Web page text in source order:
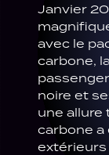
Janvier
avec le
carbone,
noire et
une allure
carbone a
extérieurs